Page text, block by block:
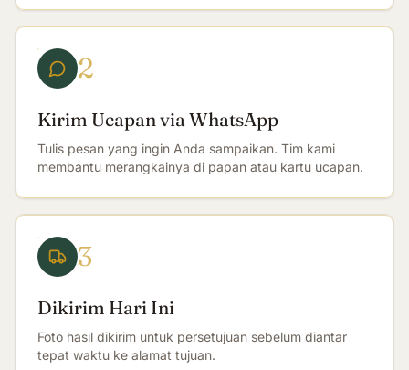
2
Kirim Ucapan via WhatsApp
Tulis pesan yang ingin Anda sampaikan. Tim kami
membantu merangkainya di papan atau kartu ucapan.
3
Dikirim Hari Ini
Foto hasil dikirim untuk persetujuan sebelum diantar
tepat waktu ke alamat tujuan.